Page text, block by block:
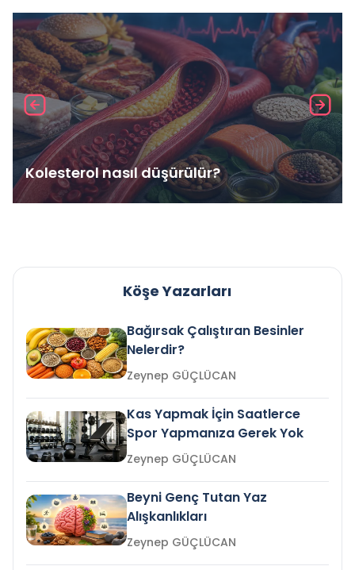
Kolesterol nasıl düşürülür?
Köşe Yazarları
Bağırsak Çalıştıran Besinler
Nelerdir?
Zeynep GÜÇLÜCAN
Kas Yapmak İçin Saatlerce
Spor Yapmanıza Gerek Yok
Zeynep GÜÇLÜCAN
Beyni Genç Tutan Yaz
Alışkanlıkları
Zeynep GÜÇLÜCAN